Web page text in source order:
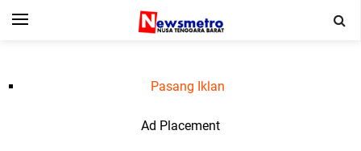
Pasang Iklan
Ad Placement